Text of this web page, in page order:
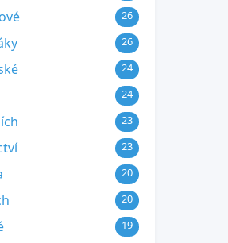
26
26
24
24
23
23
20
20
19